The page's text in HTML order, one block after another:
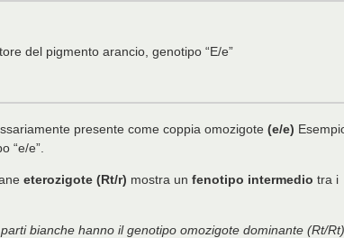
del pigmento arancio, genotipo “E/e”
presente come coppia omozigote (e/e)
“e/e”.
eterozigote (Rt/r) mostra un fenotipo intermedio tra i
bianche hanno il genotipo omozigote dominante (Rt/